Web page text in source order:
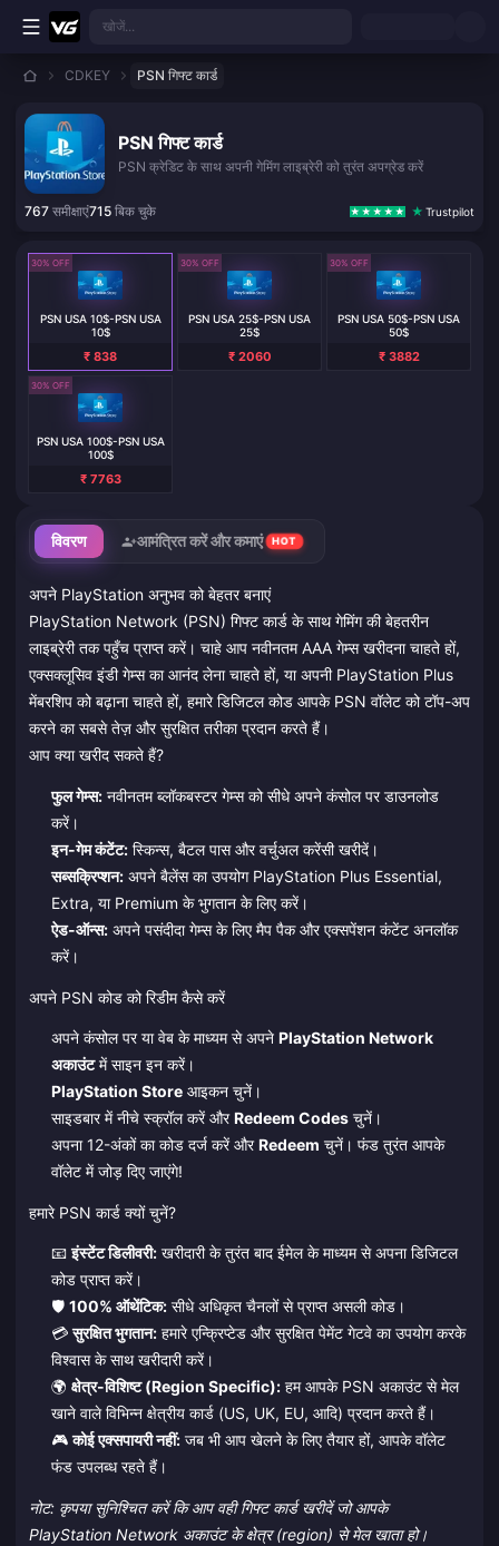
मुख्य सामग्री पर जाएं
खोजें...
CDKEY PSN गिफ्ट कार्ड
PSN गिफ्ट कार्ड
PSN क्रेडिट के साथ अपनी गेमिंग लाइब्रेरी को तुरंत अपग्रेड करें
767 समीक्षाएं715 बिक चुके Trustpilot
विवरण आमंत्रित करें और कमाएं HOT
अपने PlayStation अनुभव को बेहतर बनाएं
PlayStation Network (PSN) गिफ्ट कार्ड के साथ गेमिंग की बेहतरीन
लाइब्रेरी तक पहुँच प्राप्त करें। चाहे आप नवीनतम AAA गेम्स खरीदना चाहते हों,
एक्सक्लूसिव इंडी गेम्स का आनंद लेना चाहते हों, या अपनी PlayStation Plus
मेंबरशिप को बढ़ाना चाहते हों, हमारे डिजिटल कोड आपके PSN वॉलेट को टॉप-अप
करने का सबसे तेज़ और सुरक्षित तरीका प्रदान करते हैं।
आप क्या खरीद सकते हैं?
फुल गेम्स:नवीनतम ब्लॉकबस्टर गेम्स को सीधे अपने कंसोल पर डाउनलोड
करें।
इन-गेम कंटेंट:स्किन्स, बैटल पास और वर्चुअल करेंसी खरीदें।
सब्सक्रिप्शन:अपने बैलेंस का उपयोग PlayStation Plus Essential,
Extra, या Premium के भुगतान के लिए करें।
ऐड-ऑन्स:अपने पसंदीदा गेम्स के लिए मैप पैक और एक्सपेंशन कंटेंट अनलॉक
करें।
अपने PSN कोड को रिडीम कैसे करें
अपने कंसोल पर या वेब के माध्यम से अपने PlayStation Network
अकाउंटमें साइन इन करें।
PlayStation Storeआइकन चुनें।
साइडबार में नीचे स्क्रॉल करें औरRedeem Codesचुनें।
अपना 12-अंकों का कोड दर्ज करें औरRedeem चुनें। फंड तुरंत आपके
वॉलेट में जोड़ दिए जाएंगे!
हमारे PSN कार्ड क्यों चुनें?
📧इंस्टेंट डिलीवरी:खरीदारी के तुरंत बाद ईमेल के माध्यम से अपना डिजिटल
कोड प्राप्त करें।
🛡️ 100% ऑथेंटिक:सीधे अधिकृत चैनलों से प्राप्त असली कोड।
💳सुरक्षित भुगतान:हमारे एन्क्रिप्टेड और सुरक्षित पेमेंट गेटवे का उपयोग करके
विश्वास के साथ खरीदारी करें।
🌍 क्षेत्र-विशिष्ट (Region Specific):हम आपके PSN अकाउंट से मेल
खाने वाले विभिन्न क्षेत्रीय कार्ड (US, UK, EU, आदि) प्रदान करते हैं।
🎮कोई एक्सपायरी नहीं:जब भी आप खेलने के लिए तैयार हों, आपके वॉलेट
फंड उपलब्ध रहते हैं।
नोट: कृपया सुनिश्चित करें कि आप वही गिफ्ट कार्ड खरीदें जो आपके
PlayStation Network अकाउंट के क्षेत्र (region) से मेल खाता हो।
30% OFF
PSN USA 10$-PSN USA
10$
₹ 838
30% OFF
PSN USA 25$-PSN USA
25$
₹ 2060
30% OFF
PSN USA 50$-PSN USA
50$
₹ 3882
30% OFF
PSN USA 100$-PSN USA
100$
₹ 7763